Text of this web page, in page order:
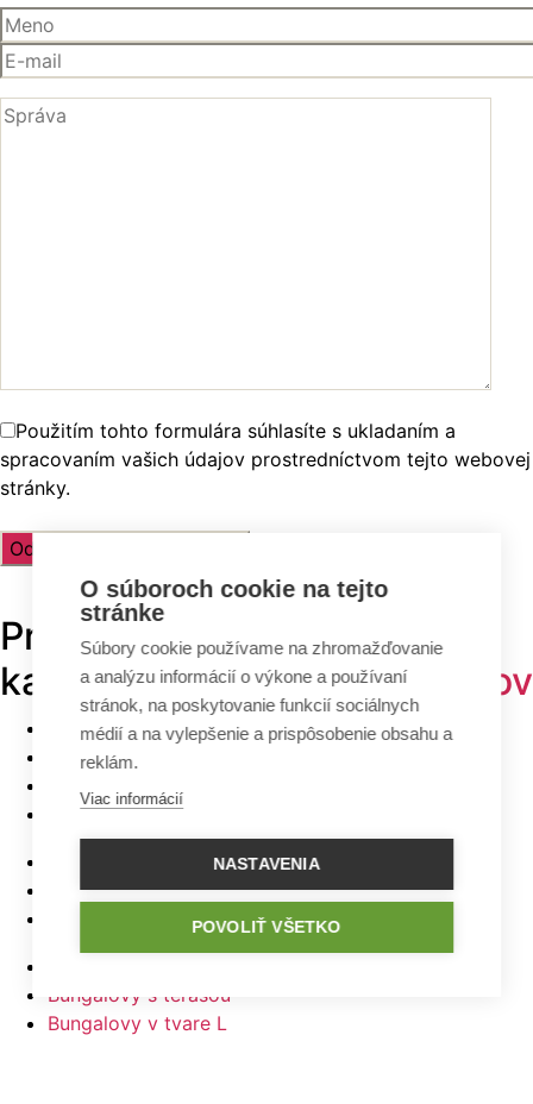
Použitím tohto formulára súhlasíte s ukladaním a
spracovaním vašich údajov prostredníctvom tejto webovej
stránky.
Prehľadávajte vTOP
kategóriách -projekty domov
Bungalovy
Poschodové domy
Domy na úzky pozemok
Najlacnejšie domy z ponuky
5 izbové bungalovy
Bungalovy s rovnou strechou
Bungalovy s terasou
Bungalovy v tvare L
O súboroch cookie na tejto
stránke
Súbory cookie používame na zhromažďovanie
a analýzu informácií o výkone a používaní
stránok, na poskytovanie funkcií sociálnych
médií a na vylepšenie a prispôsobenie obsahu a
reklám.
Viac informácií
NASTAVENIA
POVOLIŤ VŠETKO